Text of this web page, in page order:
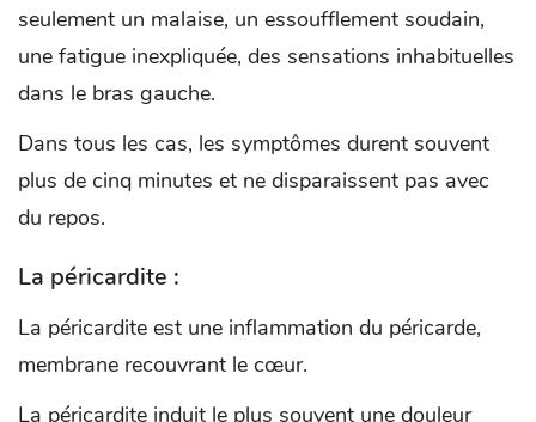
seulement un malaise, un essoufflement soudain,
une fatigue inexpliquée, des sensations inhabituelles
dans le bras gauche.
Dans tous les cas, les symptômes durent souvent
plus de cinq minutes et ne disparaissent pas avec
du repos.
La péricardite :
La péricardite est une inflammation du péricarde,
membrane recouvrant le cœur.
La péricardite induit le plus souvent une douleur